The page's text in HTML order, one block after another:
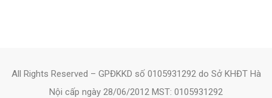
All Rights Reserved – GPĐKKD số 0105931292 do Sở KHĐT Hà
Nội cấp ngày 28/06/2012 MST: 0105931292